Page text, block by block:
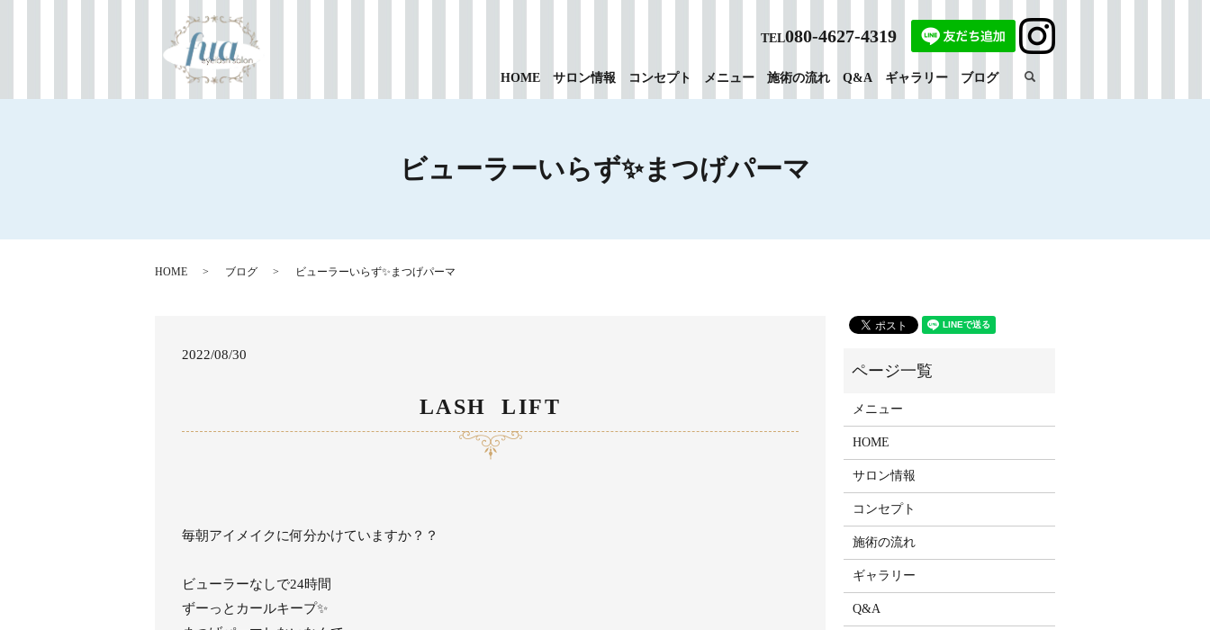
HOME サロン情報 コンセプト メニュー 施術の流れ Q&A ギャラリー ブログ search
TEL080-4627-4319
ビューラーいらず✨まつげパーマ
HOME ブログ ビューラーいらず✨まつげパーマ
2022/08/30
LASH LIFT
毎朝アイメイクに何分かけていますか？？
ビューラーなしで24時間
ずーっとカールキープ✨
メニュー
HOME
サロン情報
コンセプト
施術の流れ
ギャラリー
Q&A